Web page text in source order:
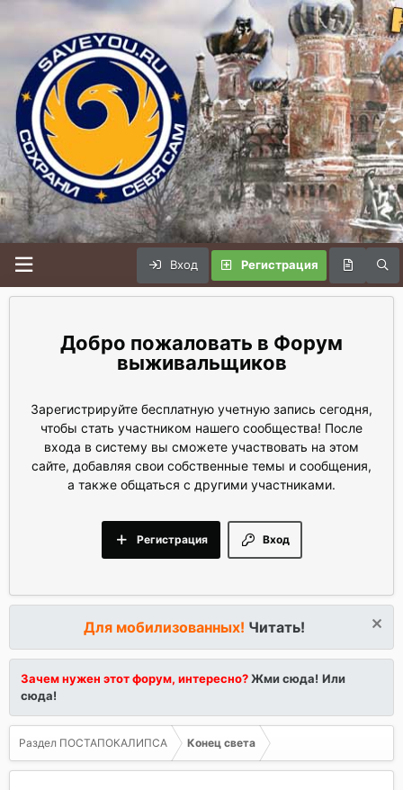
Вход Регистрация
Форум
выживальщиков
Зарегистрируйте бесплатную учетную запись сегодня,
чтобы стать участником нашего сообщества! После
входа в систему вы сможете участвовать на этом
сайте, добавляя свои собственные темы и сообщения,
а также общаться с другими участниками.
Вход
Регистрация
Для мобилизованных! Читать!
Зачем нужен этот форум, интересно?Жми сюда! Или
сюда!
Раздел ПОСТАПОКАЛИПСА Конец света